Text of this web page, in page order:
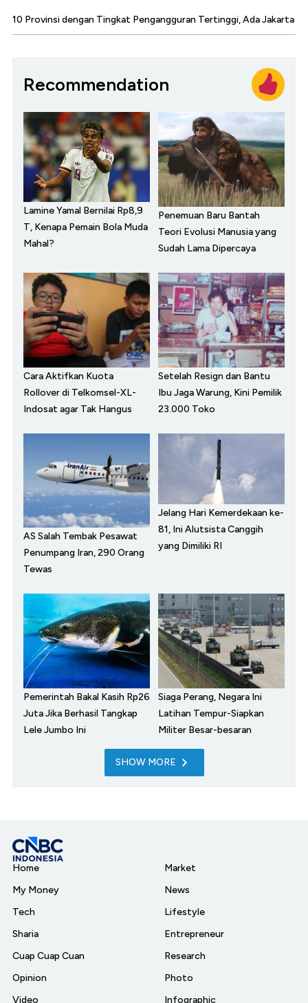
10 Provinsi dengan Tingkat Pengangguran Tertinggi, Ada Jakarta
Recommendation
Lamine Yamal Bernilai Rp8,9
T, Kenapa Pemain Bola Muda
Mahal?
Penemuan Baru Bantah
Teori Evolusi Manusia yang
Sudah Lama Dipercaya
Cara Aktifkan Kuota
Rollover di Telkomsel-XL-
Indosat agar Tak Hangus
Setelah Resign dan Bantu
Ibu Jaga Warung, Kini Pemilik
23.000 Toko
AS Salah Tembak Pesawat
Penumpang Iran, 290 Orang
Tewas
Jelang Hari Kemerdekaan ke-
81, Ini Alutsista Canggih
yang Dimiliki RI
Pemerintah Bakal Kasih Rp26
Juta Jika Berhasil Tangkap
Lele Jumbo Ini
Siaga Perang, Negara Ini
Latihan Tempur-Siapkan
Militer Besar-besaran
SHOW MORE
Home
My Money
Tech
Sharia
Cuap Cuap Cuan
Opinion
Video
Market
News
Lifestyle
Entrepreneur
Research
Photo
Infographic